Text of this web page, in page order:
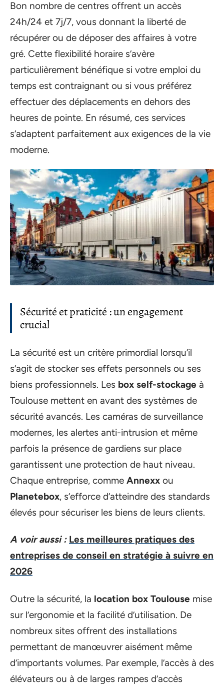
Bon nombre de centres offrent un accès
24h/24 et 7j/7, vous donnant la liberté de
récupérer ou de déposer des affaires à votre
gré. Cette flexibilité horaire s’avère
particulièrement bénéfique si votre emploi du
temps est contraignant ou si vous préférez
effectuer des déplacements en dehors des
heures de pointe. En résumé, ces services
s’adaptent parfaitement aux exigences de la vie
moderne.
Sécurité et praticité : un engagement
crucial
La sécurité est un critère primordial lorsqu’il
s’agit de stocker ses effets personnels ou ses
biens professionnels. Les box self-stockage à
Toulouse mettent en avant des systèmes de
sécurité avancés. Les caméras de surveillance
modernes, les alertes anti-intrusion et même
parfois la présence de gardiens sur place
garantissent une protection de haut niveau.
Chaque entreprise, comme Annexx ou
Planetebox, s’efforce d’atteindre des standards
élevés pour sécuriser les biens de leurs clients.
A voir aussi : Les meilleures pratiques des
entreprises de conseil en stratégie à suivre en
2026
Outre la sécurité, la location box Toulouse mise
sur l’ergonomie et la facilité d’utilisation. De
nombreux sites offrent des installations
permettant de manœuvrer aisément même
d’importants volumes. Par exemple, l’accès à des
élévateurs ou à de larges rampes d’accès